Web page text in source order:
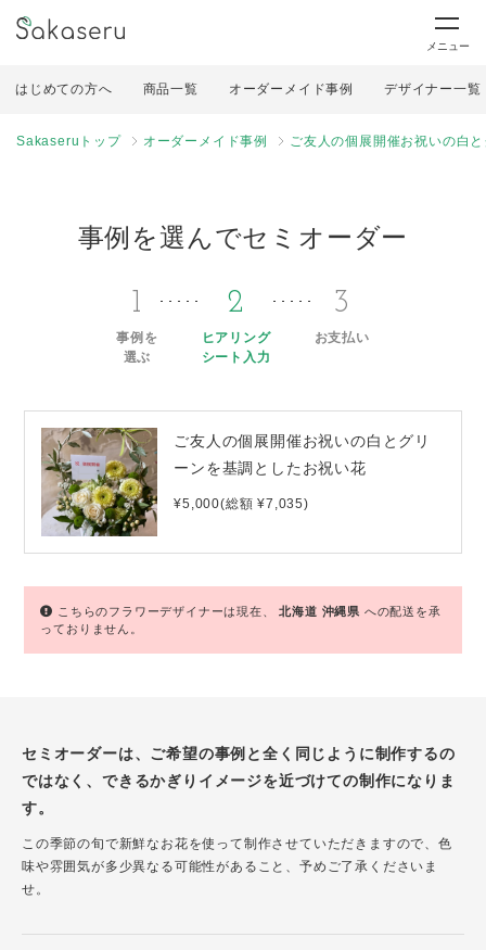
メニュー
はじめての方へ 商品一覧 オーダーメイド事例 デザイナー一覧
Sakaseruトップ オーダーメイド事例 ご友人の個展開催お祝いの白
事例を選んでセミオーダー
1
事例を
選ぶ
2
ヒアリング
シート入力
3
お支払い
ご友人の個展開催お祝いの白とグリ
ーンを基調としたお祝い花
¥5,000(総額 ¥7,035)
こちらのフラワーデザイナーは現在、北海道 沖縄県 への配送を承
っておりません。
セミオーダーは、ご希望の事例と全く同じように制作するの
ではなく、できるかぎりイメージを近づけての制作になりま
す。
この季節の旬で新鮮なお花を使って制作させていただきますので、色
味や雰囲気が多少異なる可能性があること、予めご了承くださいま
せ。